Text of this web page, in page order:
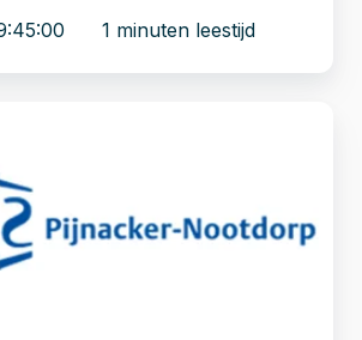
1 minuten leestijd